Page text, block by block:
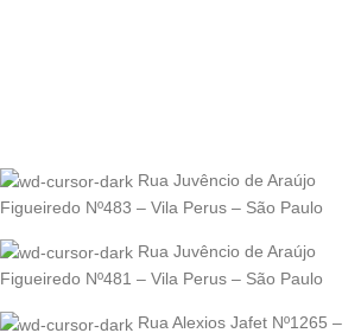
Rua Juvêncio de Araújo
Figueiredo Nº483 – Vila Perus – São Paulo
Rua Juvêncio de Araújo
Figueiredo Nº481 – Vila Perus – São Paulo
Rua Alexios Jafet Nº1265 –